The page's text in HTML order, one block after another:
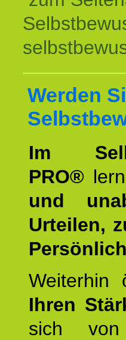
Werden
Im
PRO®
und
Urteilen,
Ihren
sich von